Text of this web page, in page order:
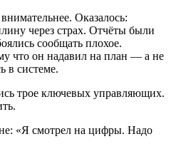
Оказалось:
через страх. Отчёты были
сообщать плохое.
что он надавил на план — а не
в системе.
трое ключевых управляющих.
«Я смотрел на цифры. Надо